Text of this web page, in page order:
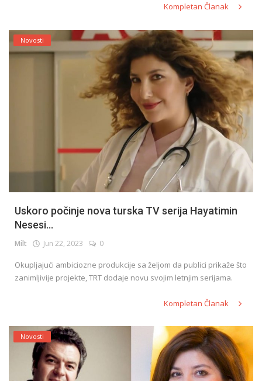
Kompletan Članak
Novosti
Uskoro počinje nova turska TV serija Hayatimin
Nesesi...
Milt Jun 22, 2023 0
Okupljajući ambiciozne produkcije sa željom da publici prikaže što
zanimljivije projekte, TRT dodaje novu svojim letnjim serijama.
Kompletan Članak
Novosti